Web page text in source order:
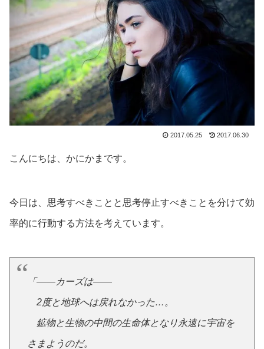
2017.05.25 2017.06.30
こんにちは、かにかまです。
今日は、思考すべきことと思考停止すべきことを分けて効
率的に行動する方法を考えています。
「――カーズは――
2度と地球へは戻れなかった…。
鉱物と生物の中間の生命体となり永遠に宇宙を
さまようのだ。